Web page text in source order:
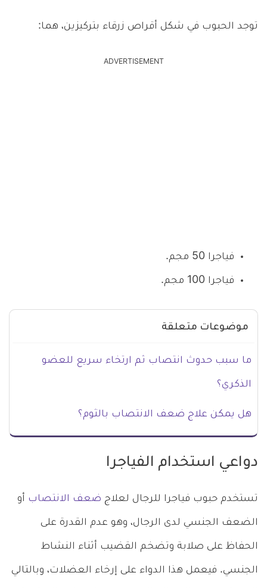
توجد الحبوب في شكل أقراص زرقاء بتركيزين، هما:
ADVERTISEMENT
فياجرا 50 مجم.
فياجرا 100 مجم.
موضوعات متعلقة
ما سبب حدوث انتصاب ثم ارتخاء سريع للعضو
الذكري؟
هل يمكن علاج ضعف الانتصاب بالثوم؟
دواعي استخدام الفياجرا
تستخدم حبوب فياجرا للرجال لعلاج ضعف الانتصاب أو
الضعف الجنسي لدى الرجال، وهو عدم القدرة على
الحفاظ على صلابة وتضخم القضيب أثناء النشاط
الجنسي. فيعمل هذا الدواء على إرخاء العضلات، وبالتالي